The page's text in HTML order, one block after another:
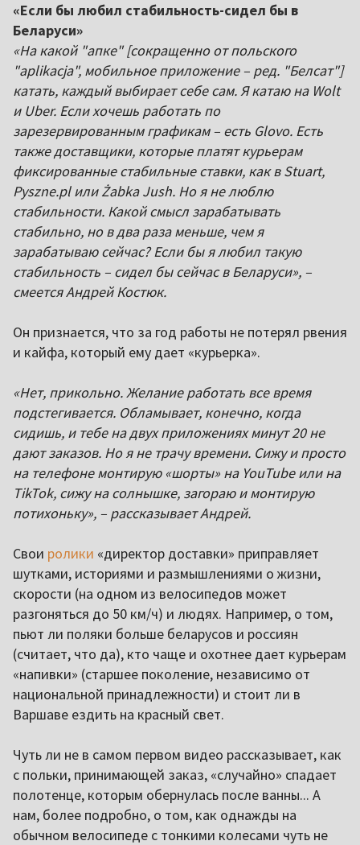
«Если бы любил стабильность-сидел бы в
Беларуси»
«На какой "апке" [сокращенно от польского
"aplikacja", мобильное приложение – ред. "Белсат"]
катать, каждый выбирает себе сам. Я катаю на Wolt
и Uber. Если хочешь работать по
зарезервированным графикам – есть Glovo. Есть
также доставщики, которые платят курьерам
фиксированные стабильные ставки, как в Stuart,
Pyszne.pl или Żabka Jush. Но я не люблю
стабильности. Какой смысл зарабатывать
стабильно, но в два раза меньше, чем я
зарабатываю сейчас? Если бы я любил такую
стабильность – сидел бы сейчас в Беларуси», –
смеется Андрей Костюк.
Он признается, что за год работы не потерял рвения
и кайфа, который ему дает «курьерка».
«Нет, прикольно. Желание работать все время
подстегивается. Обламывает, конечно, когда
сидишь, и тебе на двух приложениях минут 20 не
дают заказов. Но я не трачу времени. Сижу и просто
на телефоне монтирую «шорты» на YouTube или на
TikTok, сижу на солнышке, загораю и монтирую
потихоньку», – рассказывает Андрей.
Свои ролики «директор доставки» приправляет
шутками, историями и размышлениями о жизни,
скорости (на одном из велосипедов может
разгоняться до 50 км/ч) и людях. Например, о том,
пьют ли поляки больше беларусов и россиян
(считает, что да), кто чаще и охотнее дает курьерам
«напивки» (старшее поколение, независимо от
национальной принадлежности) и стоит ли в
Варшаве ездить на красный свет.
Чуть ли не в самом первом видео рассказывает, как
с польки, принимающей заказ, «случайно» спадает
полотенце, которым обернулась после ванны... А
нам, более подробно, о том, как однажды на
обычном велосипеде с тонкими колесами чуть не